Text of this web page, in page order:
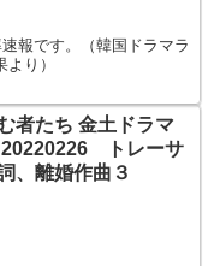
報です。（韓国ドラマラ
り）
者たち 金土ドラマ
20220226 トレーサ
、離婚作曲３